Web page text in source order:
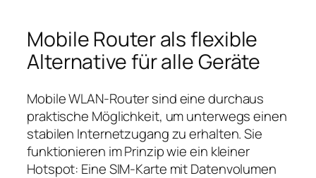
Mobile Router als flexible
Alternative für alle Geräte
Mobile WLAN‑Router sind eine durchaus
praktische Möglichkeit, um unterwegs einen
stabilen Internetzugang zu erhalten. Sie
funktionieren im Prinzip wie ein kleiner
Hotspot: Eine SIM‑Karte mit Datenvolumen